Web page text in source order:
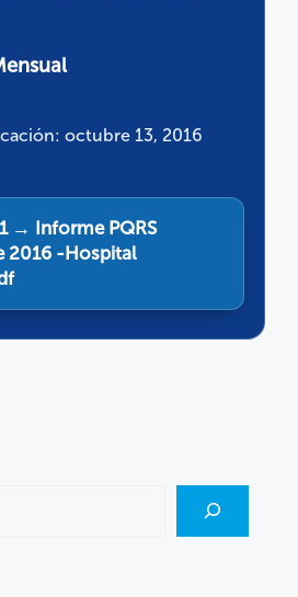
octubre 13, 2016
→ Informe PQRS
2016 -Hospital